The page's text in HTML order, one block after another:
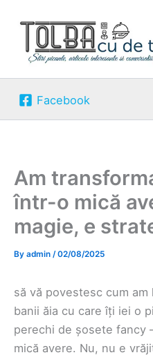
content
Facebook
Am
într-o mică
magie, e
By admin /02/08/2025
să vă povestesc cum
banii ăia cu care îți iei o
perechi de șosete fancy
mică avere. Nu, nu e